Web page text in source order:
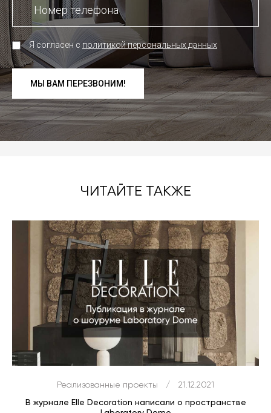
Я согласен сполитикой персональных данных
МЫ ВАМ ПЕРЕЗВОНИМ!
ЧИТАЙТЕ ТАКЖЕ
Реализованные проекты / 21.12.2021
В журнале Elle Decoration написали о пространстве